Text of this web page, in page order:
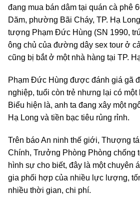
đang mua bán dâm tại quán cà phê
Dăm, phường Bãi Cháy, TP. Hạ
tượng Phạm Đức Hùng (SN 1990,
ông chủ của đường dây sex tour ở
cũng bị bắt ở một nhà hàng tại TP.
Phạm Đức Hùng được đánh giá gã
nghiệp, tuổi còn trẻ nhưng lại có một
Biểu hiện là, anh ta đang xây một
Hạ Long và tiền bạc tiêu rủng rỉnh.
Trên báo An ninh thế giới, Thượng
Chính, Trưởng Phòng Phòng chống
hình sự cho biết, đây là một chuyên
gia phối hợp của nhiều lực lượng,
nhiều thời gian, chi phí.